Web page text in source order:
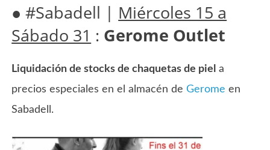
● #Sabadell | Miércoles 15 a
Sábado 31 : Gerome Outlet
Liquidación de stocks de chaquetas de piel a
precios especiales en el almacén deGerome en
Sabadell.